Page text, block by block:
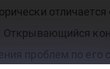
отличается
проблем по его